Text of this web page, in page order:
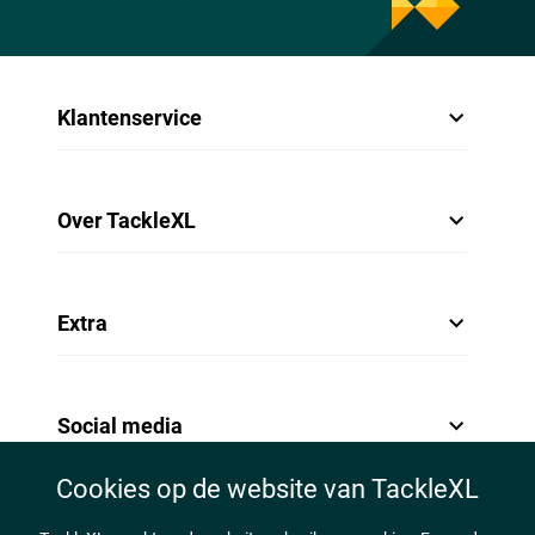
Klantenservice
Over TackleXL
Extra
Social media
Cookies op de website van TackleXL